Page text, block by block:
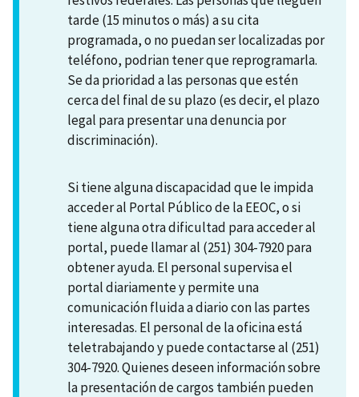
tarde (15 minutos o más) a su cita
programada, o no puedan ser localizadas por
teléfono, podrian tener que reprogramarla.
Se da prioridad a las personas que estén
cerca del final de su plazo (es decir, el plazo
legal para presentar una denuncia por
discriminación).
Si tiene alguna discapacidad que le impida
acceder al Portal Público de la EEOC, o si
tiene alguna otra dificultad para acceder al
portal, puede llamar al (251) 304-7920 para
obtener ayuda. El personal supervisa el
portal diariamente y permite una
comunicación fluida a diario con las partes
interesadas. El personal de la oficina está
teletrabajando y puede contactarse al (251)
304-7920. Quienes deseen información sobre
la presentación de cargos también pueden